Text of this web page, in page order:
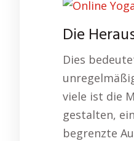
Die
Dies
viele ist die
gestalten,
begrenzte